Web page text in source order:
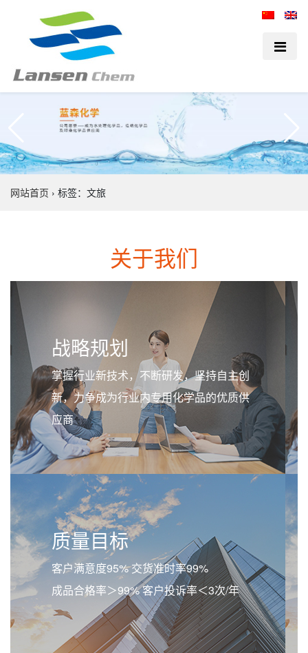
网站首页 › 标签：文旅
关于我们
战略规划
掌握行业新技术，不断研发，坚持自主创
新，力争成为行业内专用化学品的优质供
应商
质量目标
客户满意度95% 交货准时率99%
成品合格率＞99% 客户投诉率＜3次/年